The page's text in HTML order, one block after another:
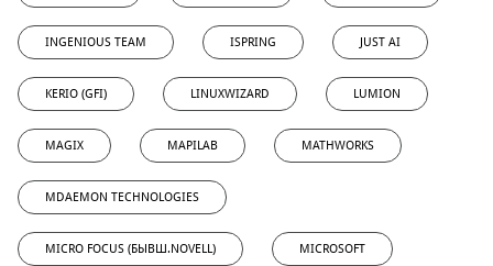
INGENIOUS TEAM ISPRING JUST AI
KERIO (GFI) LINUXWIZARD LUMION
MAGIX MAPILAB MATHWORKS
MDAEMON TECHNOLOGIES
MICRO FOCUS (БЫВШ.NOVELL) MICROSOFT